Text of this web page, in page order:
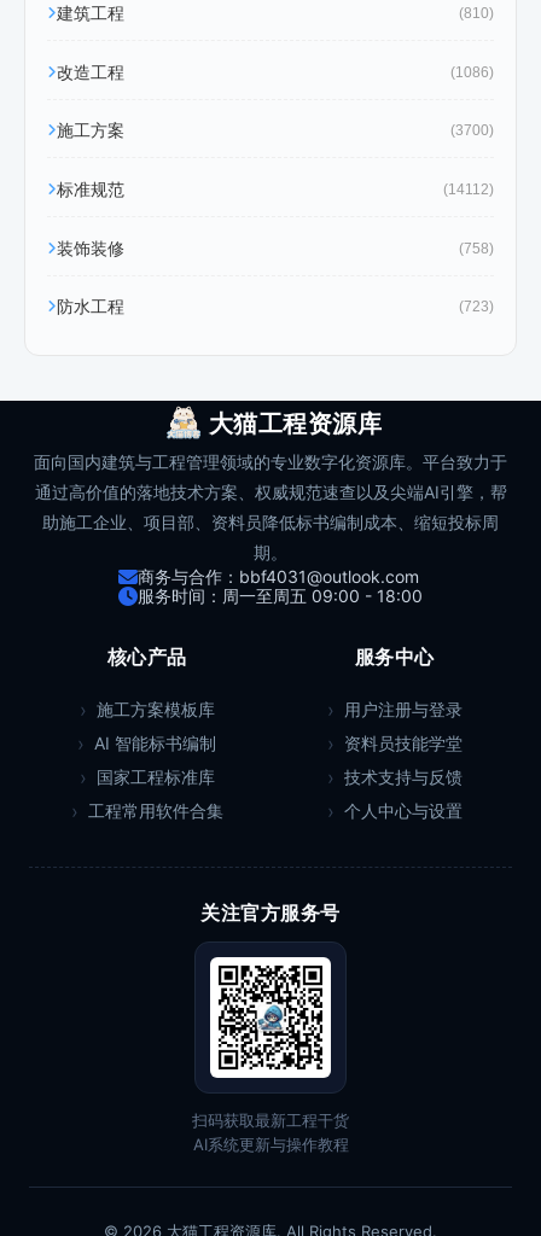
建筑工程 (810)
改造工程 (1086)
施工方案 (3700)
标准规范 (14112)
装饰装修 (758)
防水工程 (723)
大猫工程资源库
面向国内建筑与工程管理领域的专业数字化资源库。平台致力于
通过高价值的落地技术方案、权威规范速查以及尖端AI引擎，帮
助施工企业、项目部、资料员降低标书编制成本、缩短投标周
期。
商务与合作：bbf4031@outlook.com
服务时间：周一至周五 09:00 - 18:00
核心产品
施工方案模板库
AI 智能标书编制
国家工程标准库
工程常用软件合集
服务中心
用户注册与登录
资料员技能学堂
技术支持与反馈
个人中心与设置
关注官方服务号
扫码获取最新工程干货
AI系统更新与操作教程
© 2026 大猫工程资源库. All Rights Reserved.